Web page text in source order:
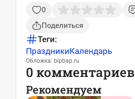
0
Поделиться
Теги:
ПраздникиКалендарь
Обложка: bipbap.ru
0 комментариев
Рекомендуем